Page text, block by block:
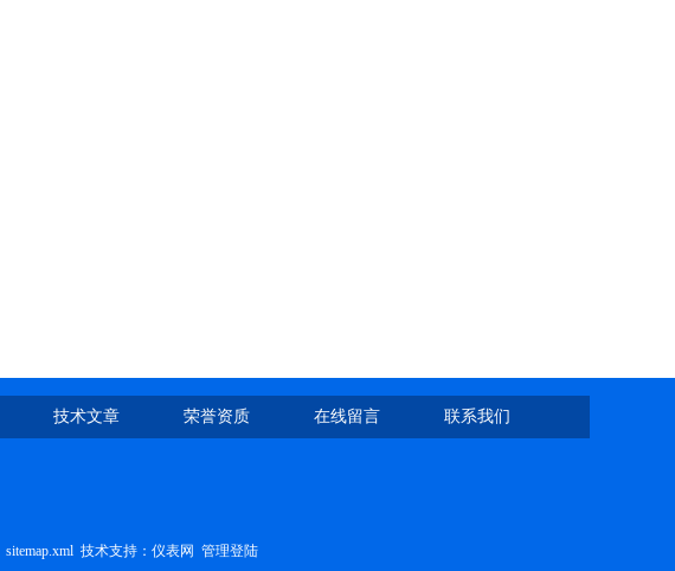
技术文章 荣誉资质 在线留言 联系我们
sitemap.xml 技术支持： 仪表网 管理登陆